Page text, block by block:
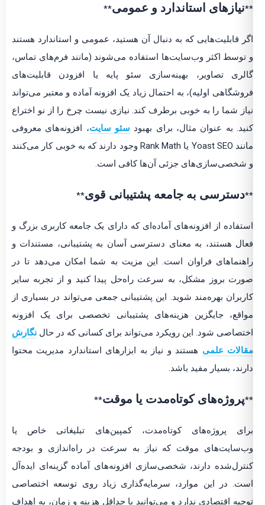
**نیازهای استاندارد و عمومی**
اگر قابلیت‌هایی که به دنبال آن هستید، عمومی و استاندارد هستند
و توسط اکثر وب‌سایت‌ها استفاده می‌شوند (مانند فرم‌های تماس،
گالری تصاویر، بهینه‌سازی سئو پایه یا افزودن قابلیت‌های
فروشگاهی اولیه)، به احتمال زیاد یک افزونه آماده و معتبر می‌تواند
نیاز شما را به خوبی برطرف کند. نیازی نیست چرخ را از نو اختراع
کنید. به عنوان مثال، برای بهبود سئو سایت، افزونه‌های معروفی
مانند Yoast SEO یا Rank Math وجود دارند که به خوبی کار می‌کنند
و شخصی‌سازی‌های جزئی آن‌ها کافی است.
**دسترسی به جامعه پشتیبانی قوی**
استفاده از افزونه‌های آماده‌ای که دارای یک جامعه کاربری بزرگ و
فعال هستند، به معنای دسترسی آسان به پشتیبانی، مستندات و
راهنماهای فراوان است. این مزیت به شما امکان می‌دهد تا در
صورت بروز مشکل، به سرعت راه‌حل پیدا کنید و از تجربه سایر
کاربران بهره‌مند شوید. این پشتیبانی جمعی می‌تواند در بسیاری از
مواقع، جایگزین هزینه‌های پشتیبانی تخصصی برای یک افزونه
اختصاصی شود. این رویکرد می‌تواند برای کسانی که در حال نگارش
مقالات علمی هستند و نیاز به ابزارهای استاندارد مدیریت محتوا
دارند، بسیار مفید باشد.
**پروژه‌های کوتاه‌مدت یا موقت**
برای پروژه‌های کوتاه‌مدت، کمپین‌های تبلیغاتی خاص یا
وب‌سایت‌های موقت که نیاز به سرعت در راه‌اندازی و بودجه
کنترل‌شده دارند، شخصی‌سازی افزونه‌های آماده گزینه‌ای ایده‌آل
است. در این موارد، سرمایه‌گذاری زیاد روی توسعه اختصاصی
توجیه اقتصادی ندارد و می‌توانید با حداقل هزینه و زمان، به اهداف